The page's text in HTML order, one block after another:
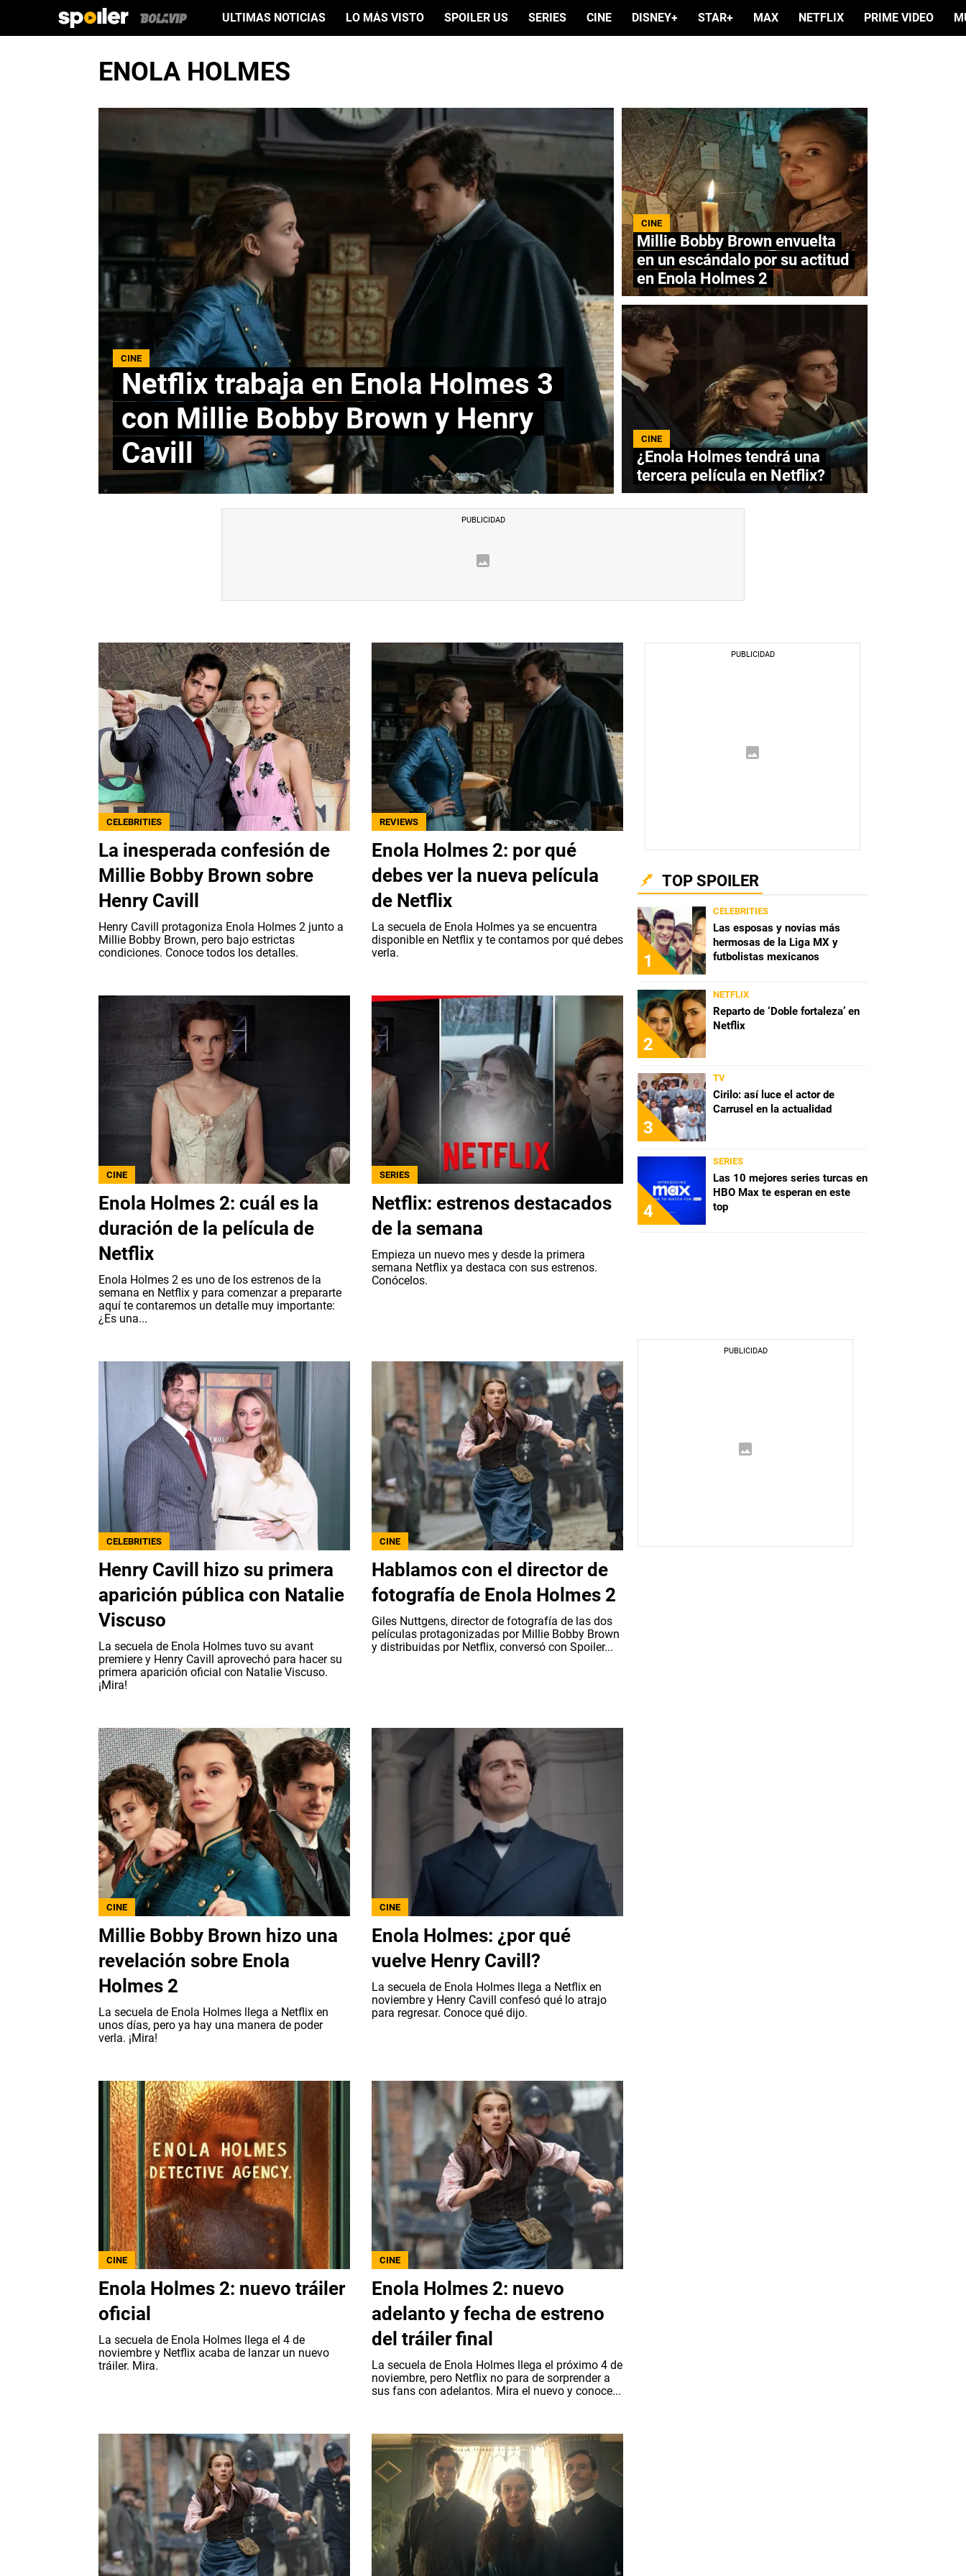
ULTIMAS NOTICIAS LO MÁS VISTO SPOILER US SERIES CINE DISNEY+ STAR+ MAX NETFLIX PRIME VIDEO
ENOLA HOLMES
CINE
Netflix trabaja en Enola Holmes 3
con Millie Bobby Brown y Henry
Cavill
CINE
Millie Bobby Brown envuelta
en un escándalo por su actitud
en Enola Holmes 2
CINE
¿Enola Holmes tendrá una
tercera película en Netflix?
CELEBRITIES
La inesperada confesión de
Millie Bobby Brown sobre
Henry Cavill
Henry Cavill protagoniza Enola Holmes 2 junto a
Millie Bobby Brown, pero bajo estrictas
condiciones. Conoce todos los detalles.
REVIEWS
Enola Holmes 2: por qué
debes ver la nueva película
de Netflix
La secuela de Enola Holmes ya se encuentra
disponible en Netflix y te contamos por qué debes
verla.
CINE
Enola Holmes 2: cuál es la
duración de la película de
Netflix
Enola Holmes 2 es uno de los estrenos de la
semana en Netflix y para comenzar a prepararte
aquí te contaremos un detalle muy importante:
¿Es una...
SERIES
Netflix: estrenos destacados
de la semana
Empieza un nuevo mes y desde la primera
semana Netflix ya destaca con sus estrenos.
Conócelos.
CELEBRITIES
Henry Cavill hizo su primera
aparición pública con Natalie
Viscuso
La secuela de Enola Holmes tuvo su avant
premiere y Henry Cavill aprovechó para hacer su
primera aparición oficial con Natalie Viscuso.
¡Mira!
CINE
Hablamos con el director de
fotografía de Enola Holmes 2
Giles Nuttgens, director de fotografía de las dos
películas protagonizadas por Millie Bobby Brown
y distribuidas por Netflix, conversó con Spoiler...
CINE
Millie Bobby Brown hizo una
revelación sobre Enola
Holmes 2
La secuela de Enola Holmes llega a Netflix en
unos días, pero ya hay una manera de poder
verla. ¡Mira!
CINE
Enola Holmes: ¿por qué
vuelve Henry Cavill?
La secuela de Enola Holmes llega a Netflix en
noviembre y Henry Cavill confesó qué lo atrajo
para regresar. Conoce qué dijo.
CINE
Enola Holmes 2: nuevo tráiler
oficial
La secuela de Enola Holmes llega el 4 de
noviembre y Netflix acaba de lanzar un nuevo
tráiler. Mira.
CINE
Enola Holmes 2: nuevo
adelanto y fecha de estreno
del tráiler final
La secuela de Enola Holmes llega el próximo 4 de
noviembre, pero Netflix no para de sorprender a
sus fans con adelantos. Mira el nuevo y conoce...
TOP SPOILER
1
CELEBRITIES
Las esposas y novias más
hermosas de la Liga MX y
futbolistas mexicanos
2
NETFLIX
Reparto de ‘Doble fortaleza’ en
Netflix
3
TV
Cirilo: así luce el actor de
Carrusel en la actualidad
4
SERIES
Las 10 mejores series turcas en
HBO Max te esperan en este
top